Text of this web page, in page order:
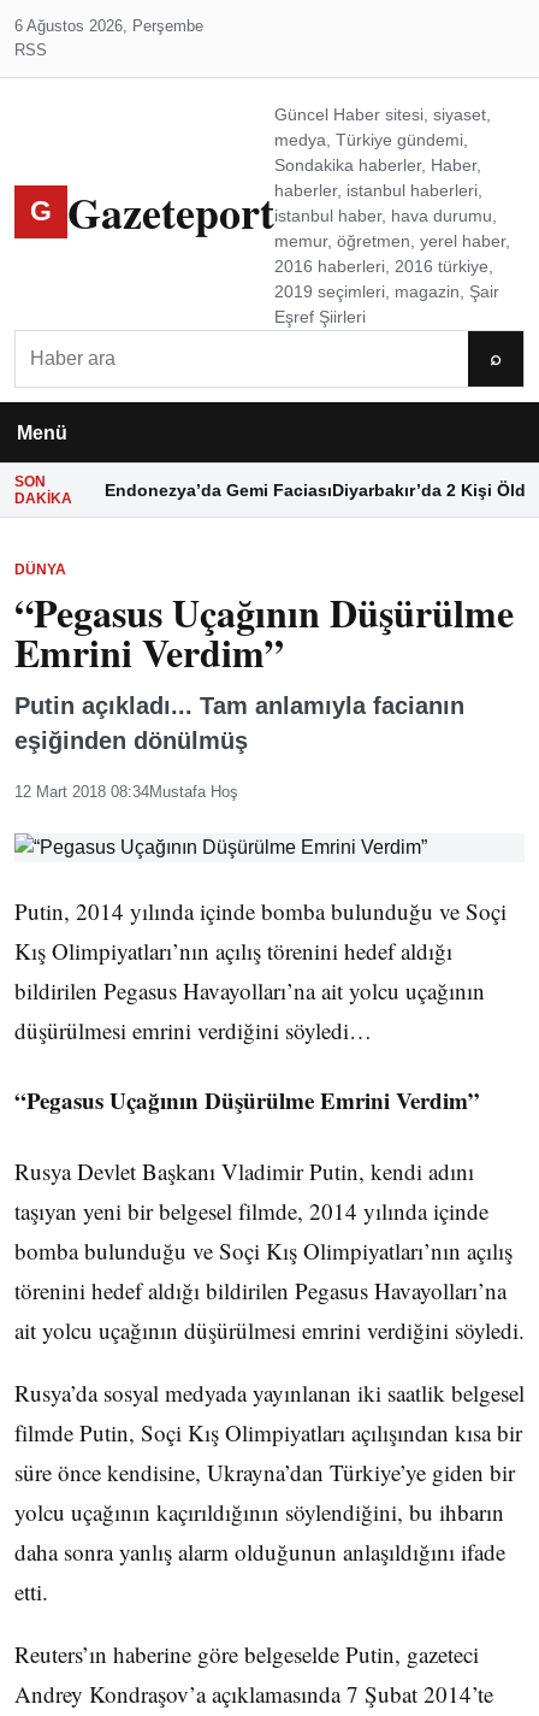
6 Ağustos 2026, Perşembe
RSS
G Gazeteport
Güncel Haber sitesi, siyaset,
medya, Türkiye gündemi,
Sondakika haberler, Haber,
haberler, istanbul haberleri,
istanbul haber, hava durumu,
memur, öğretmen, yerel haber,
2016 haberleri, 2016 türkiye,
2019 seçimleri, magazin, Şair
Eşref Şiirleri
⌕
Menü
SON
DAKIKA
Endonezya’da Gemi FaciasıDiyarbakır’da 2 Kişi Öldü
DÜNYA
“Pegasus Uçağının Düşürülme
Emrini Verdim”
Putin açıkladı... Tam anlamıyla facianın
eşiğinden dönülmüş
12 Mart 2018 08:34Mustafa Hoş
Putin, 2014 yılında içinde bomba bulunduğu ve Soçi
Kış Olimpiyatları’nın açılış törenini hedef aldığı
bildirilen Pegasus Havayolları’na ait yolcu uçağının
düşürülmesi emrini verdiğini söyledi…
“Pegasus Uçağının Düşürülme Emrini Verdim”
Rusya Devlet Başkanı Vladimir Putin, kendi adını
taşıyan yeni bir belgesel filmde, 2014 yılında içinde
bomba bulunduğu ve Soçi Kış Olimpiyatları’nın açılış
törenini hedef aldığı bildirilen Pegasus Havayolları’na
ait yolcu uçağının düşürülmesi emrini verdiğini söyledi.
Rusya’da sosyal medyada yayınlanan iki saatlik belgesel
filmde Putin, Soçi Kış Olimpiyatları açılışından kısa bir
süre önce kendisine, Ukrayna’dan Türkiye’ye giden bir
yolcu uçağının kaçırıldığının söylendiğini, bu ihbarın
daha sonra yanlış alarm olduğunun anlaşıldığını ifade
etti.
Reuters’ın haberine göre belgeselde Putin, gazeteci
Andrey Kondraşov’a açıklamasında 7 Şubat 2014’te